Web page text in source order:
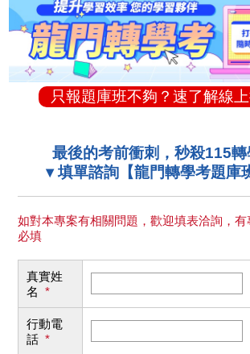
只報題庫班不夠？速了解線
最後的考前衝刺，秒殺115
▾ 填單諮詢【龍門轉學考題庫
如對本專案有相關問題，歡迎填表洽詢，
必填
真實姓
名 *
行動電
話 *